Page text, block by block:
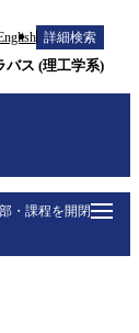
詳細検索
バス (理工学系)
・課程を開閉